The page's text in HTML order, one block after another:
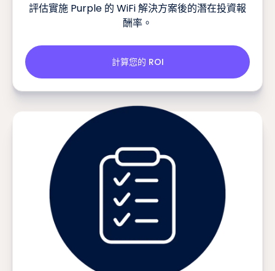
評估實施 Purple 的 WiFi 解決方案後的潛在投資報
酬率。
計算您的 ROI